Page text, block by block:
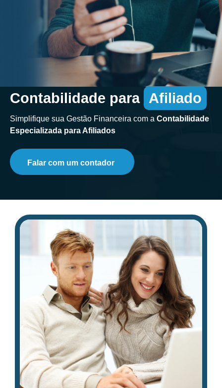
Contabilidade para Afiliado
Simplifique sua Gestão Financeira com a Contabilidade
Especializada para Afiliados
Falar com um contador